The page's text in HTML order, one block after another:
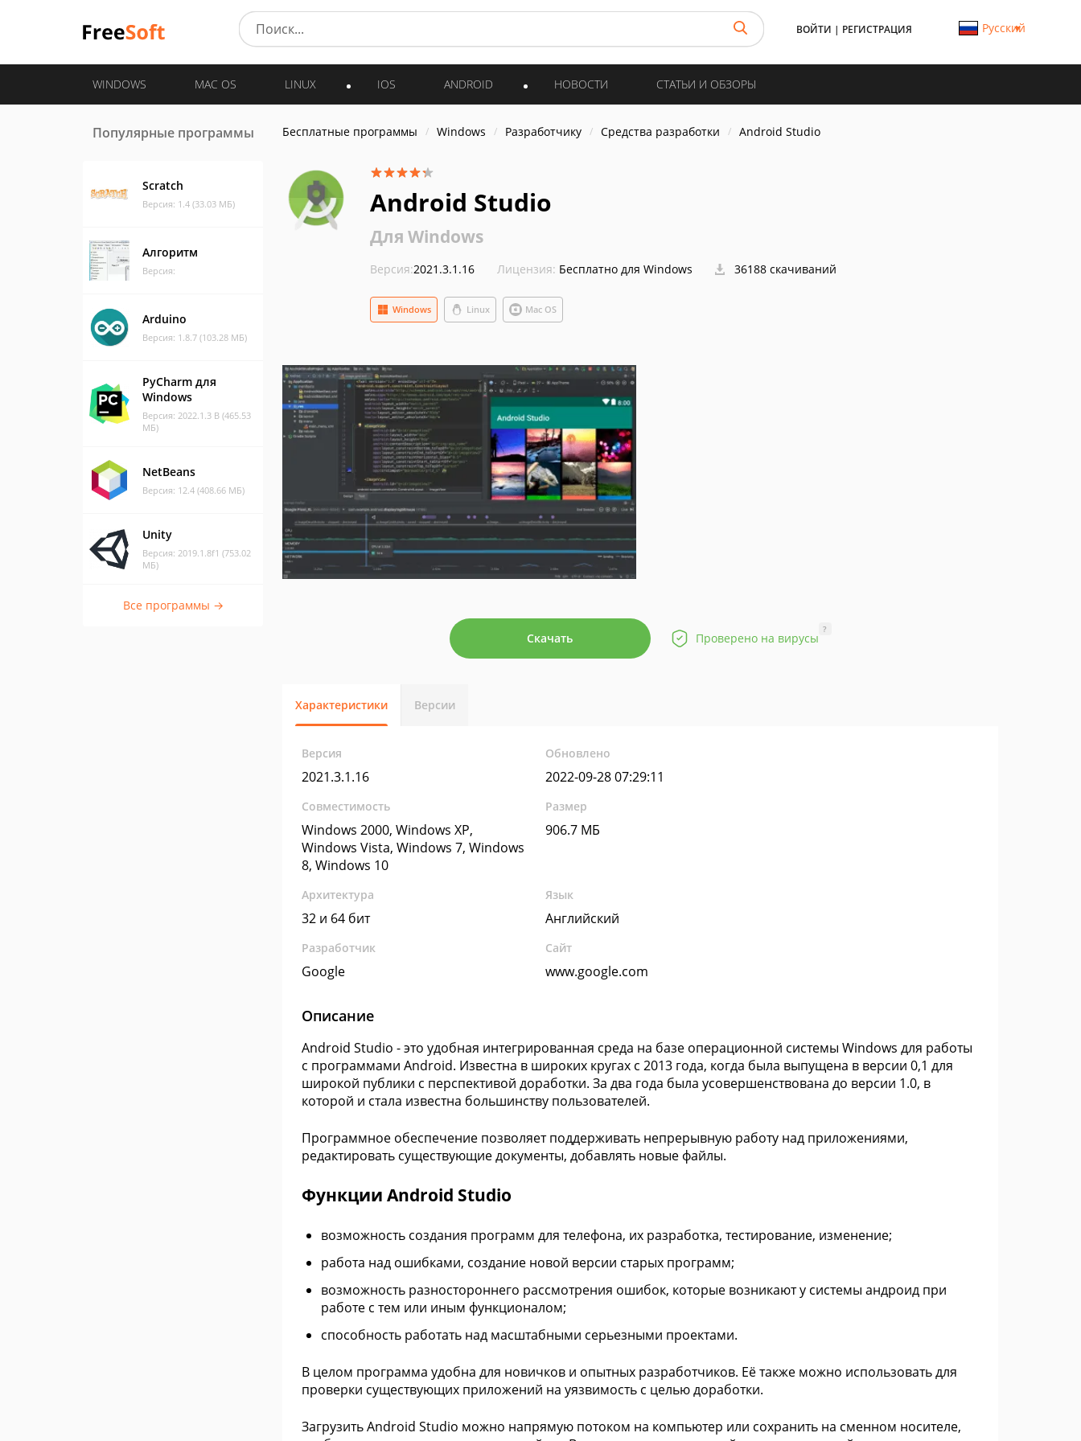
ВОЙТИ | РЕГИСТРАЦИЯ Русский
WINDOWS MAC OS LINUX IOS ANDROID НОВОСТИ СТАТЬИ И ОБЗОРЫ
Популярные программы
Scratch
Версия: 1.4 (33.03 МБ)
Алгоритм
Версия:
Arduino
Версия: 1.8.7 (103.28 МБ)
PyCharm для
Windows
Версия: 2022.1.3 B (465.53
МБ)
NetBeans
Версия: 12.4 (408.66 МБ)
Unity
Версия: 2019.1.8f1 (753.02
МБ)
Все программы →
Бесплатные программы Windows Разработчику Средства разработки Android Studio
Android Studio
Для Windows
Версия:2021.3.1.16 Лицензия: Бесплатно для Windows 36188 скачиваний
Windows Linux Mac OS
Скачать Проверено на вирусы
?
Характеристики Версии
Версия
2021.3.1.16
Обновлено
2022-09-28 07:29:11
Совместимость
Windows 2000, Windows XP,
Windows Vista, Windows 7, Windows
8, Windows 10
Размер
906.7 МБ
Архитектура
32 и 64 бит
Язык
Английский
Разработчик
Google
Сайт
www.google.com
Описание
Android Studio - это удобная интегрированная среда на базе операционной системы Windows для работы
с программами Android. Известна в широких кругах с 2013 года, когда была выпущена в версии 0,1 для
широкой публики с перспективой доработки. За два года была усовершенствована до версии 1.0, в
которой и стала известна большинству пользователей.
Программное обеспечение позволяет поддерживать непрерывную работу над приложениями,
редактировать существующие документы, добавлять новые файлы.
Функции Android Studio
возможность создания программ для телефона, их разработка, тестирование, изменение;
работа над ошибками, создание новой версии старых программ;
возможность разностороннего рассмотрения ошибок, которые возникают у системы андроид при
работе с тем или иным функционалом;
способность работать над масштабными серьезными проектами.
В целом программа удобна для новичков и опытных разработчиков. Её также можно использовать для
проверки существующих приложений на уязвимость с целью доработки.
Загрузить Android Studio можно напрямую потоком на компьютер или сохранить на сменном носителе,